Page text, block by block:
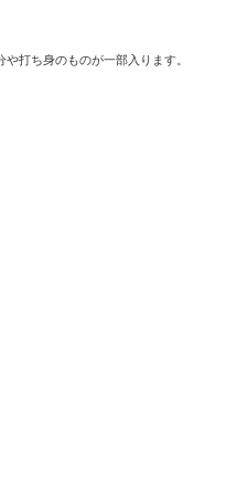
打ち身のものが一部入ります。